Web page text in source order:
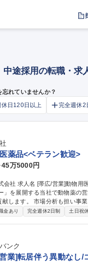
途採用の転職・求
れていませんか？
休日120日以上 完全週休2
薬品<ベテラン歓迎
万5000円
面接可 仕事の内
」を展開する当社で動物薬の
場分析も担い事業を牽引頂きます。 ■生産者
■支店の予実管理および戦略
金あり 完全週休2日制 土日祝
ンク
業]転居伴う異動なし